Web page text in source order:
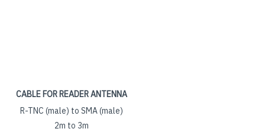
CABLE FOR READER ANTENNA
R-TNC (male) to SMA (male)
2m to 3m